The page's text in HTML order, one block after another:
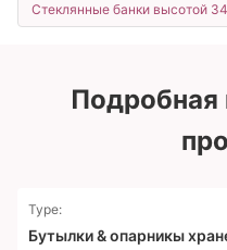
Стеклянные банки высотой
Type:
Бутылки & опарникы